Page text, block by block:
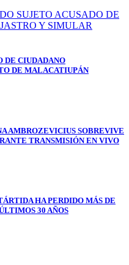
DE CIUDADANO
DE MALACATIUPÁN
AMBROZEVICIUS SOBREVIVE
TRANSMISIÓN EN VIVO
HA PERDIDO MÁS DE
30 AÑOS